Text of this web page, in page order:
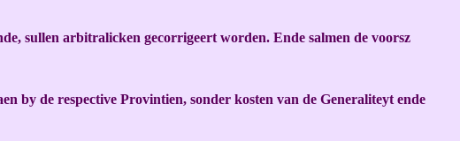
sullen arbitralicken gecorrigeert worden. Ende salmen de voorsz
by de respective Provintien, sonder kosten van de Generaliteyt ende